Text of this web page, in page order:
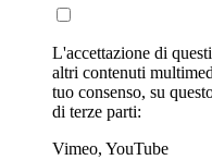
L'accettazione di
altri contenuti
tuo consenso, su
di terze parti:
Vimeo, YouTube